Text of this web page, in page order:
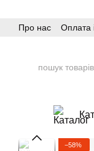
Про нас
Оплата
−58%